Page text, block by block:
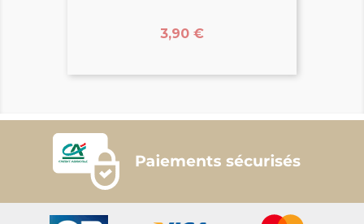
Prix
3,90 €